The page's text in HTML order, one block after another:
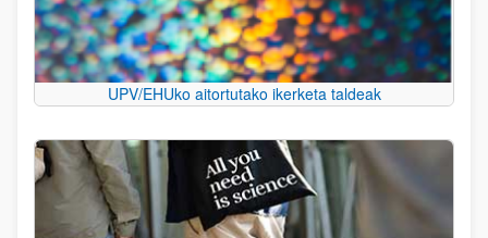
UPV/EHUko aitortutako ikerketa taldeak